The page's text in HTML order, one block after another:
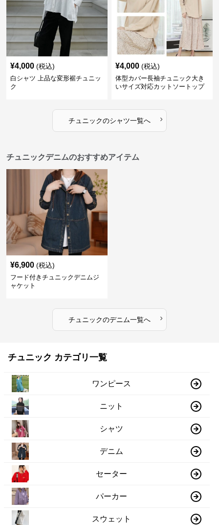
¥4,000 (税込)
白シャツ 上品な変形裾チュニッ
ク
¥4,000 (税込)
体型カバー長袖チュニック大き
いサイズ対応カットソートップ
チュニックのシャツ一覧へ ›
チュニックデニムのおすすめアイテム
¥6,900 (税込)
フード付きチュニックデニムジ
ャケット
チュニックのデニム一覧へ ›
チュニック カテゴリ一覧
ワンピース
ニット
シャツ
デニム
セーター
パーカー
スウェット